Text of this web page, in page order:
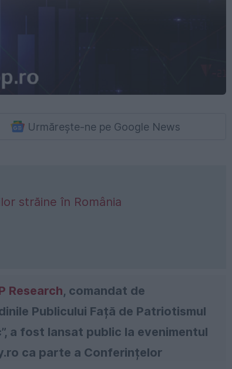
Urmărește-ne pe Google News
străine în România
Research, comandat de
Publicului Față de Patriotismul
a fost lansat public la evenimentul
ca parte a Conferințelor